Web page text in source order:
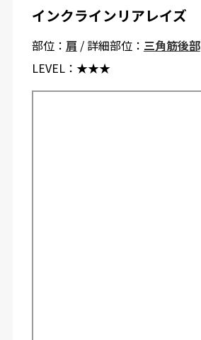
インクラインリアレイズ
部位： 肩 / 詳細部位： 三角筋後部
LEVEL： ★★★